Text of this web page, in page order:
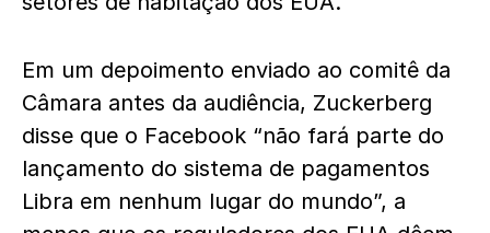
Em um depoimento enviado ao comitê da
Câmara antes da audiência, Zuckerberg
disse que o Facebook “não fará parte do
lançamento do sistema de pagamentos
Libra em nenhum lugar do mundo”, a